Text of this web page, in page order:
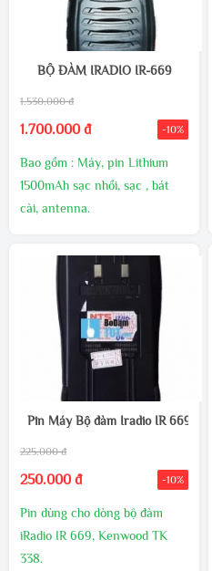
BỘ ĐÀM IRADIO IR-669
1.530.000 đ
1.700.000 đ -10%
Bao gồm : Máy, pin Lithium
1500mAh sạc nhồi, sạc , bát
cài, antenna.
liên lạc 1 ~ 3Km. Hổ trợ nghe
16 kênh tần số UHF 400-
470Mhz ; VHF 136 ~ 174
Kích thước 60 X 115 X 33 mm.
Trong lượng siêu nhẹ 180g.
Hãng sản xuất:
IRADIO
Pin Máy Bộ đàm Iradio IR 669
225.000 đ
250.000 đ -10%
Pin dùng cho dòng bộ đàm
iRadio IR 669, Kenwood TK
338.